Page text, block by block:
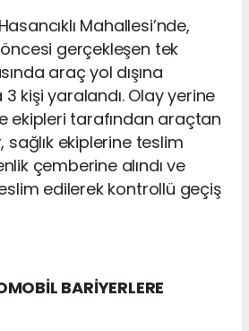
Mahallesi’nde,
gerçekleşen tek
araç yol dışına
kişi yaralandı. Olay yerine
ekipleri tarafından araçtan
sağlık ekiplerine teslim
çemberine alındı ve
edilerek kontrollü geçiş
BARİYERLERE